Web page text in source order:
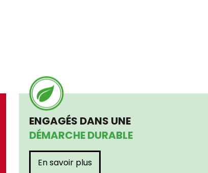
ENGAGÉS DANS UNE
DÉMARCHE DURABLE
En savoir plus